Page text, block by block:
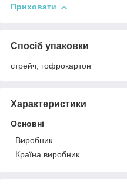
Приховати
Спосіб упаковки
стрейч, гофрокартон
Характеристики
Основні
Виробник
Країна виробник